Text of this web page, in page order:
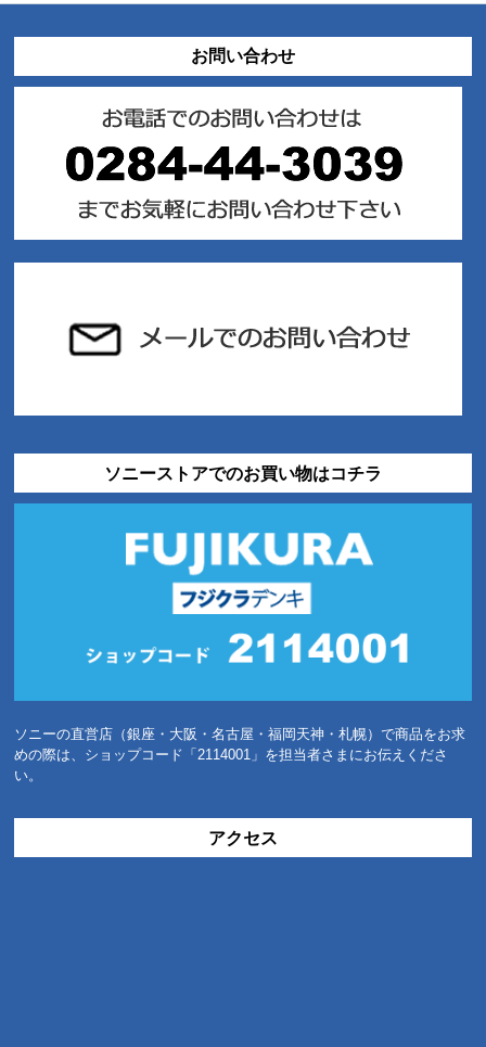
お問い合わせ
ソニーストアでのお買い物はコチラ
ソニーの直営店（銀座・大阪・名古屋・福岡天神・札幌）で商品をお求
めの際は、ショップコード「2114001」を担当者さまにお伝えくださ
い。
アクセス